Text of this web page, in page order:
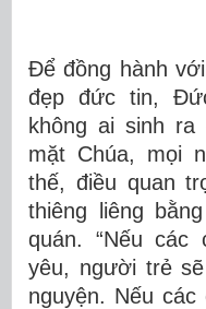
Để đồng hành
đẹp đức tin,
không ai sinh
mặt Chúa, mọi
thế, điều quan
thiêng liêng
quán. “Nếu các
yêu, người trẻ
nguyện. Nếu